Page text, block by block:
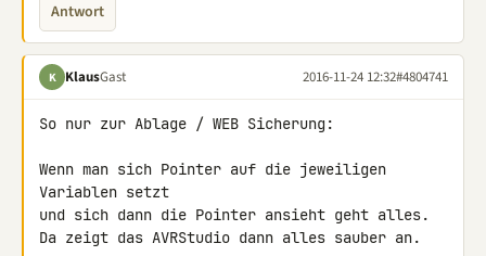
Antwort
K KlausGast 2016-11-24 12:32#4804741
So nur zur Ablage / WEB Sicherung:
Wenn man sich Pointer auf die jeweiligen
Variablen setzt
und sich dann die Pointer ansieht geht alles.
Da zeigt das AVRStudio dann alles sauber an.